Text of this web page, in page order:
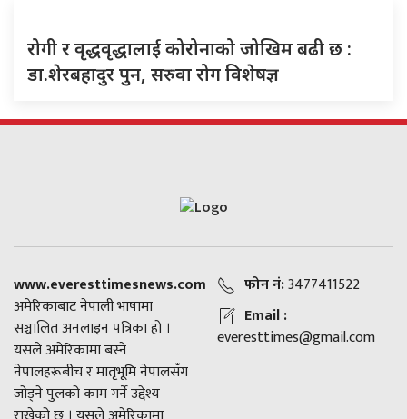
रोगी र वृद्धवृद्धालाई कोरोनाको जोखिम बढी छ :
डा.शेरबहादुर पुन, सरुवा रोग विशेषज्ञ
www.everesttimesnews.com
अमेरिकाबाट नेपाली भाषामा
सञ्चालित अनलाइन पत्रिका हो ।
यसले अमेरिकामा बस्ने
नेपालहरूबीच र मातृभूमि नेपालसँग
जोड्ने पुलको काम गर्ने उद्देश्य
फोन नं:3477411522
Email :
everesttimes@gmail.com